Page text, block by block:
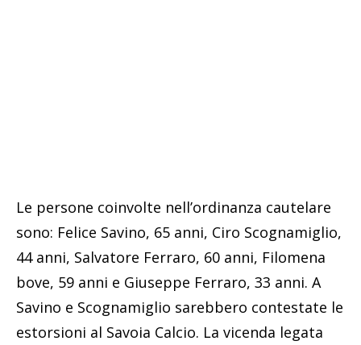
Le persone coinvolte nell’ordinanza cautelare
sono: Felice Savino, 65 anni, Ciro Scognamiglio,
44 anni, Salvatore Ferraro, 60 anni, Filomena
bove, 59 anni e Giuseppe Ferraro, 33 anni. A
Savino e Scognamiglio sarebbero contestate le
estorsioni al Savoia Calcio. La vicenda legata